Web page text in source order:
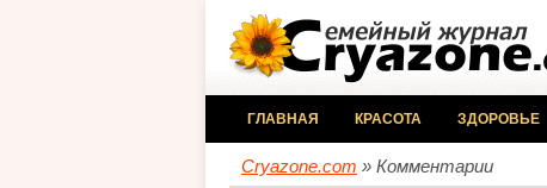
ГЛАВНАЯ КРАСОТА ЗДОРОВЬЕ
Cryazone.com » Комментарии